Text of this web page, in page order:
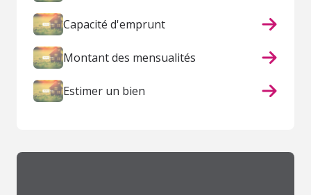
Capacité d'emprunt
Montant des mensualités
Estimer un bien